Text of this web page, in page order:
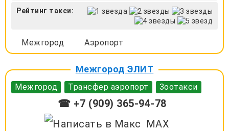
Рейтинг такси:
Межгород Аэропорт
Межгород ЭЛИТ
Межгород Трансфер аэропорт Зоотакси
☎ +7 (909) 365-94-78
MAX